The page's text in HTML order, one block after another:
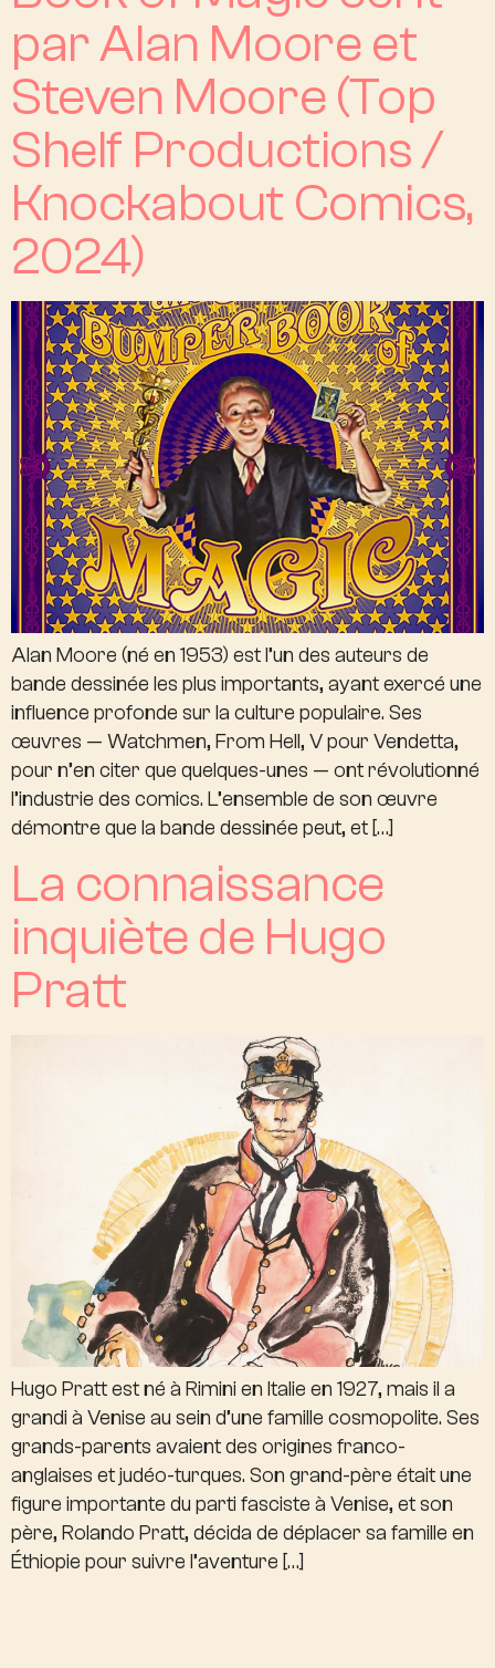
par Alan Moore et
Steven Moore (Top
Shelf Productions /
Knockabout Comics,
2024)
Alan Moore (né en 1953) est l’un des auteurs de
bande dessinée les plus importants, ayant exercé une
influence profonde sur la culture populaire. Ses
œuvres — Watchmen, From Hell, V pour Vendetta,
pour n’en citer que quelques-unes — ont révolutionné
l’industrie des comics. L’ensemble de son œuvre
démontre que la bande dessinée peut, et […]
La connaissance
inquiète de Hugo
Pratt
Hugo Pratt est né à Rimini en Italie en 1927, mais il a
grandi à Venise au sein d’une famille cosmopolite. Ses
grands-parents avaient des origines franco-
anglaises et judéo-turques. Son grand-père était une
figure importante du parti fasciste à Venise, et son
père, Rolando Pratt, décida de déplacer sa famille en
Éthiopie pour suivre l’aventure […]